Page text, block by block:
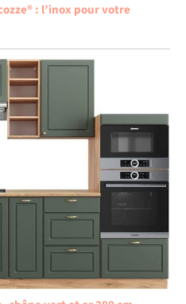
: l’inox pour votre